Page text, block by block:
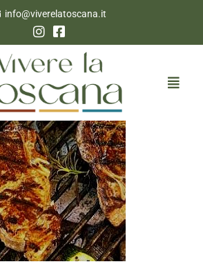
info@viverelatoscana.it